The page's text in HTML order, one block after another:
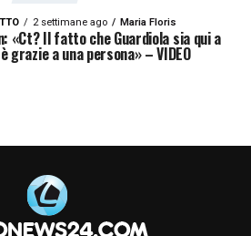
2 settimane ago Maria Floris
«Ct? Il fatto che Guardiola sia qui a
grazie a una persona» – VIDEO